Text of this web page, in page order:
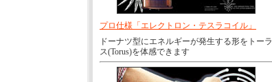
プロ仕様「エレクトロン・テスラコイル」
ドーナツ型にエネルギーが発生する形をトーラ
ス(Torus)を体感できます